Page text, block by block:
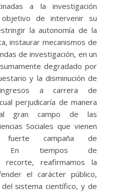
a la investigación
de intervenir su
la autonomía de la
instaurar mecanismos de
de investigación, en un
degradado por
y la disminución de
a carrera de
perjudicaría de manera
gran campo de las
Sociales que vienen
fuerte campaña de
En tiempos de
recorte, reafirmamos la
el carácter público,
sistema científico, y de